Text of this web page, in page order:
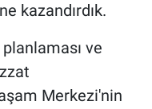
kazandırdık.
ve
Merkezi'nin